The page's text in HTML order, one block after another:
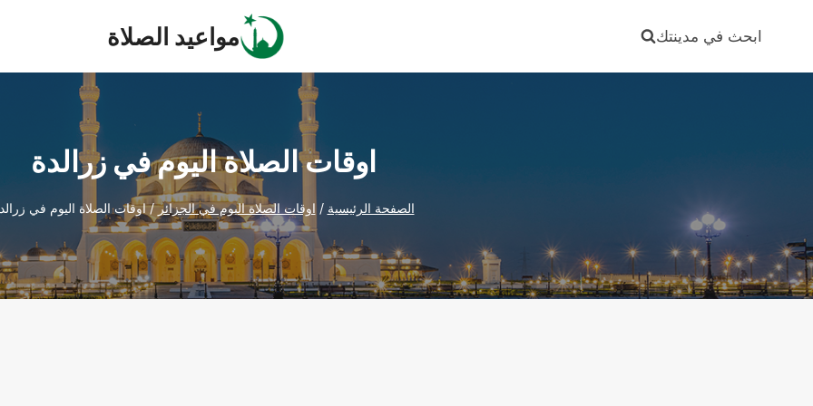
ابحث في مدينتك مواعيد الصلاة
اوقات الصلاة اليوم في زرالدة
الصفحة الرئيسية / اوقات الصلاة اليوم في الجزائر/اوقات الصلاة اليوم في